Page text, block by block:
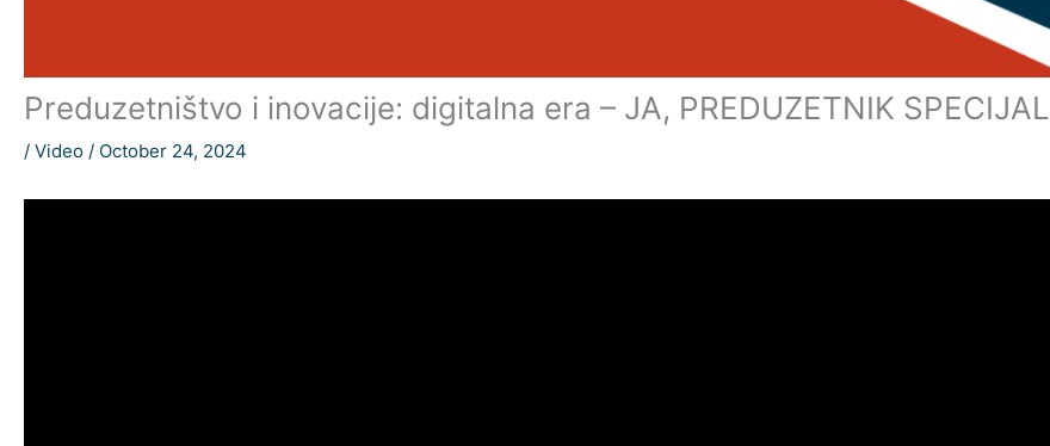
Preduzetništvo i inovacije: digitalna era – JA, PREDUZETNIK SPECIJAL
/ Video / October 24, 2024